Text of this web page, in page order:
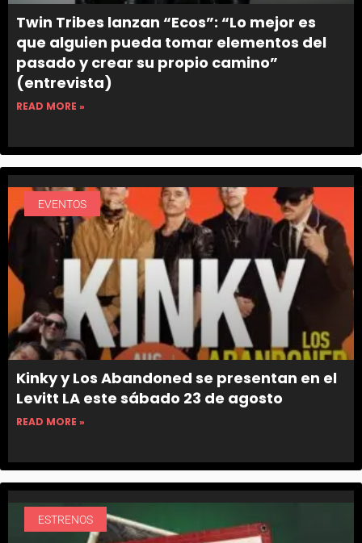
Twin Tribes lanzan “Ecos”: “Lo mejor es
que alguien pueda tomar elementos del
pasado y crear su propio camino”
(entrevista)
READ MORE »
EVENTOS
Kinky y Los Abandoned se presentan en el
Levitt LA este sábado 23 de agosto
READ MORE »
ESTRENOS